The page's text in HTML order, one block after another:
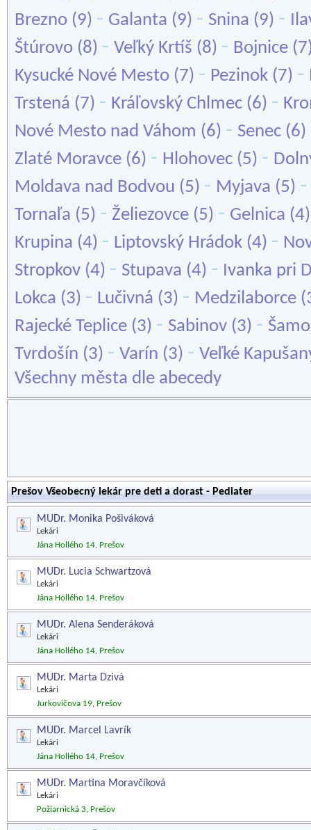
Brezno (9) - Galanta (9) - Snina (9) -
Štúrovo (8) - Veľký Krtíš (8) - Bojnice
Kysucké Nové Mesto (7) - Pezinok (7) -
Trstená (7) - Kráľovský Chlmec (6) -
Nové Mesto nad Váhom (6) - Senec (6)
Zlaté Moravce (6) - Hlohovec (5) -
Moldava nad Bodvou (5) - Myjava (5) -
Tornaľa (5) - Želiezovce (5) - Gelnica
Krupina (4) - Liptovský Hrádok (4) -
Stropkov (4) - Stupava (4) - Ivanka pri
Lokca (3) - Lučivná (3) - Medzilaborce
Rajecké Teplice (3) - Sabinov (3) -
Tvrdošín (3) - Varín (3) - Veľké
Všechny města dle abecedy
Prešov Všeobecný lekár pre deti a dorast - Pediater
MUDr. Monika Pošiváková
Lekári
Jána Hollého 14, Prešov
MUDr. Lucia Schwartzová
Lekári
Jána Hollého 14, Prešov
MUDr. Alena Senderáková
Lekári
Jána Hollého 14, Prešov
MUDr. Marta Dzivá
Lekári
Jurkovičova 19, Prešov
MUDr. Marcel Lavrík
Lekári
Jána Hollého 14, Prešov
MUDr. Martina Moravčíková
Lekári
Požiarnická 3, Prešov